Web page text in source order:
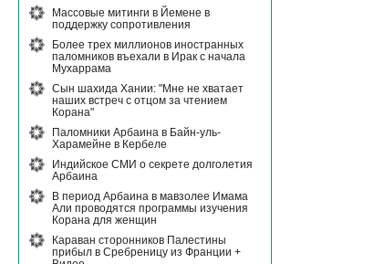
Массовые митинги в Йемене в
поддержку сопротивления
Более трех миллионов иностранных
паломников въехали в Ирак с начала
Мухаррама
Сын шахида Хании: "Мне не хватает
наших встреч с отцом за чтением
Корана"
Паломники Арбаина в Байн-уль-
Харамейне в Кербеле
Индийское СМИ о секрете долголетия
Арбаина
В период Арбаина в мавзолее Имама
Али проводятся программы изучения
Корана для женщин
Караван сторонников Палестины
прибыл в Сребреницу из Франции +